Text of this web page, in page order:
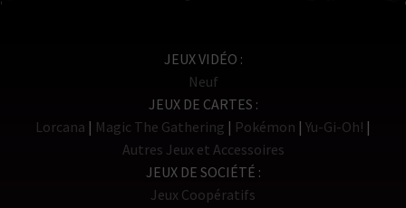
JEUX VIDÉO
Neuf
JEUX DE CARTES
Lorcana
Magic The Gathering Pokémon Yu-Gi-Oh!
Autres Jeux et Accessoires
JEUX DE SOCIÉTÉ
Jeux Coopératifs